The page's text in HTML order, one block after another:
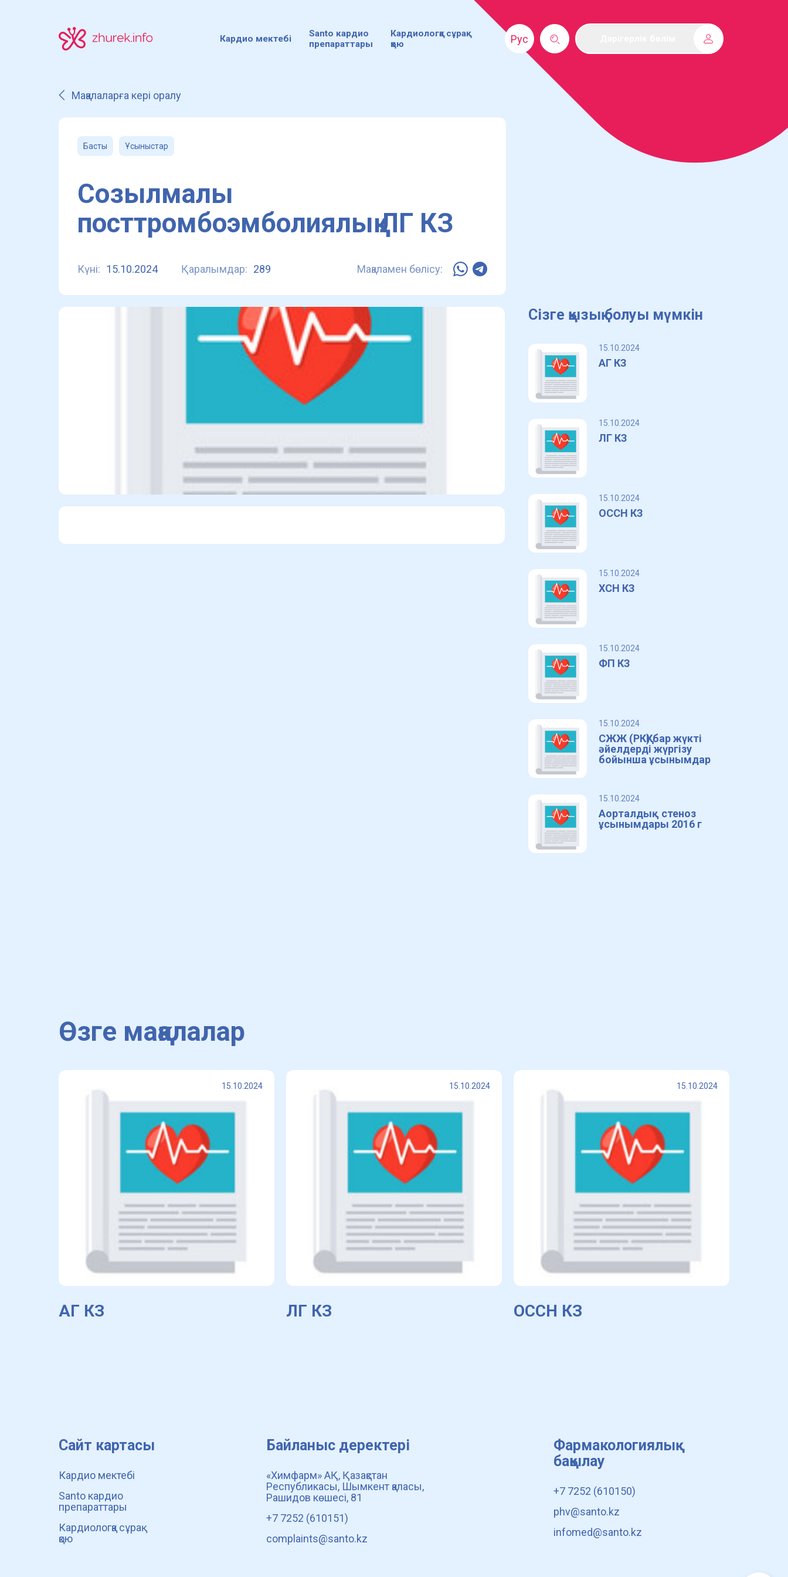
Кардио мектебі
Santo кардио
препараттары
Кардиологқа сұрақ
қою
Рус
Мақалаларға кері оралу
Басты Ұсыныстар
Созылмалы
посттромбоэмболиялық ЛГ КЗ
Күні: 15.10.2024 Қаралымдар: 289 Мақаламен бөлісу:
Сізге қызық болуы мүмкін
15.10.2024
АГ КЗ
15.10.2024
ЛГ КЗ
15.10.2024
ОССН КЗ
15.10.2024
ХСН КЗ
15.10.2024
ФП КЗ
15.10.2024
СЖЖ (РКҚ) бар жүкті
әйелдерді жүргізу
бойынша ұсынымдар
15.10.2024
Аорталдық стеноз
ұсынымдары 2016 г
Өзге мақалалар
15.10.2024
АГ КЗ
15.10.2024
ЛГ КЗ
15.10.2024
ОССН КЗ
Сайт картасы
Кардио мектебі
Santo кардио
препараттары
Кардиологқа сұрақ
қою
Байланыс деректері
«Химфарм» АҚ, Қазақстан
Республикасы, Шымкент қаласы,
Рашидов көшесі, 81
+7 7252 (610151)
complaints@santo.kz
Фармакологиялық
бақылау
+7 7252 (610150)
phv@santo.kz
infomed@santo.kz